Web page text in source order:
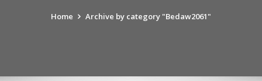
Home Archive by category "Bedaw2061"